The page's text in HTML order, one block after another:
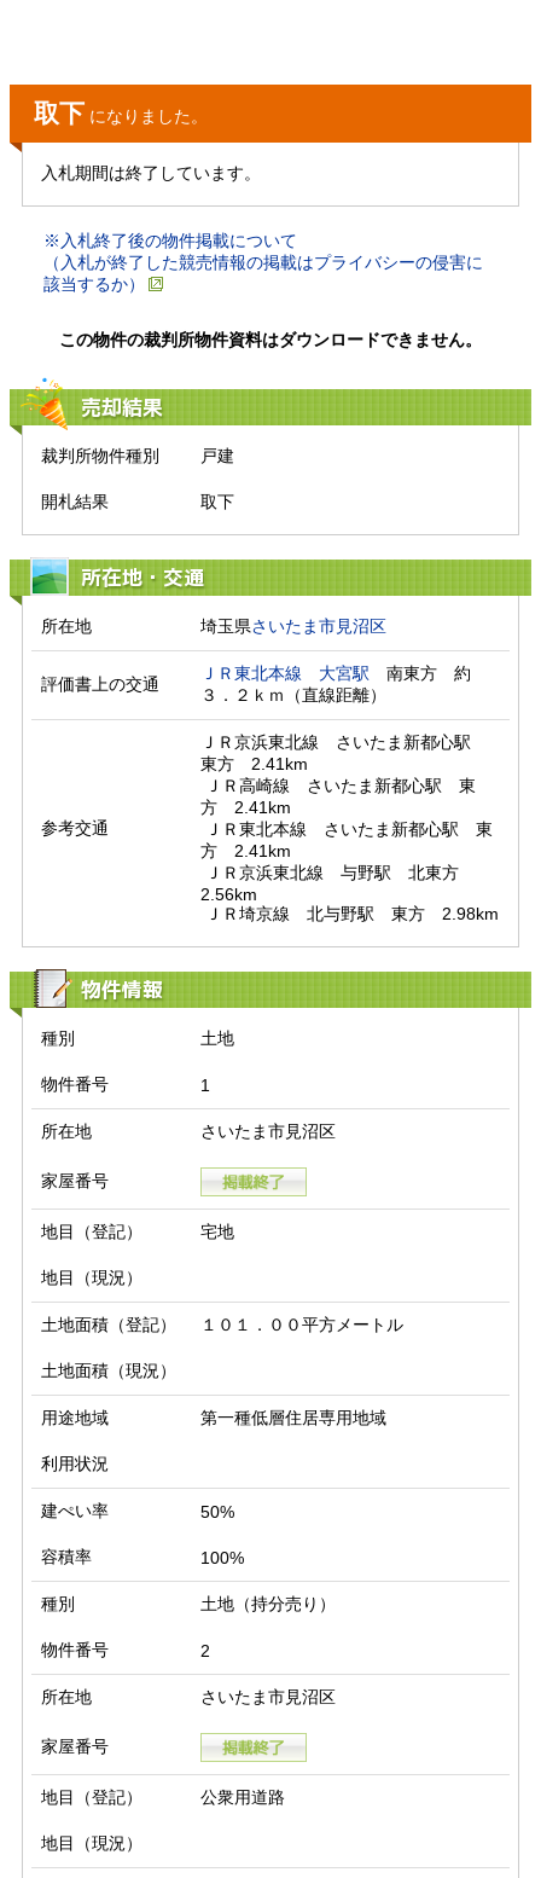
取下 になりました。
入札期間は終了しています。
※入札終了後の物件掲載について
（入札が終了した競売情報の掲載はプライバシーの侵害に
該当するか）
この物件の裁判所物件資料はダウンロードできません。
売却結果
裁判所物件種別 戸建
開札結果 取下
所在地・交通
所在地 埼玉県さいたま市見沼区
評価書上の交通
ＪＲ東北本線 大宮駅 南東方　約
３．２ｋｍ（直線距離）
参考交通
ＪＲ京浜東北線　さいたま新都心駅
東方　2.41km
方　2.41km
方　2.41km
2.56km
ＪＲ埼京線　北与野駅　東方　2.98km
物件情報
種別 土地
物件番号 1
所在地 さいたま市見沼区
家屋番号
地目（登記） 宅地
地目（現況）
土地面積（登記） １０１．００平方メートル
土地面積（現況）
用途地域 第一種低層住居専用地域
利用状況
建ぺい率 50%
容積率 100%
種別 土地（持分売り）
物件番号 2
所在地 さいたま市見沼区
家屋番号
地目（登記） 公衆用道路
地目（現況）